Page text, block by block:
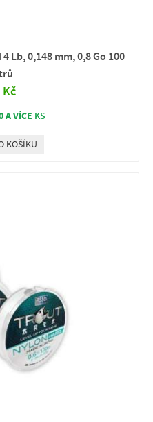
Lb, 0,148 mm, 0,8 Go 100
Kč
A VÍCE KS
KOŠÍKU